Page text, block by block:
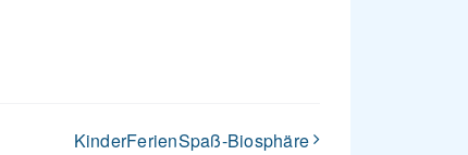
KinderFerienSpaß-Biosphäre